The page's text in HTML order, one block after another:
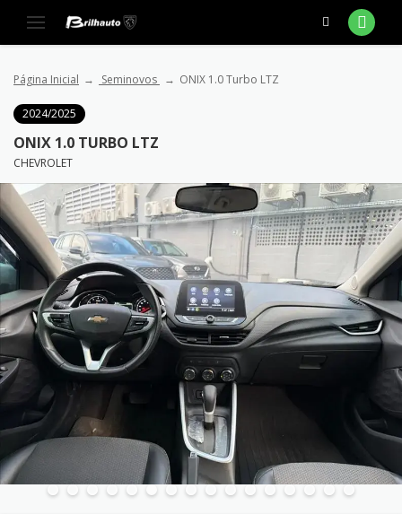
Página Inicial Seminovos ONIX 1.0 Turbo LTZ
2024/2025
ONIX 1.0 TURBO LTZ
CHEVROLET